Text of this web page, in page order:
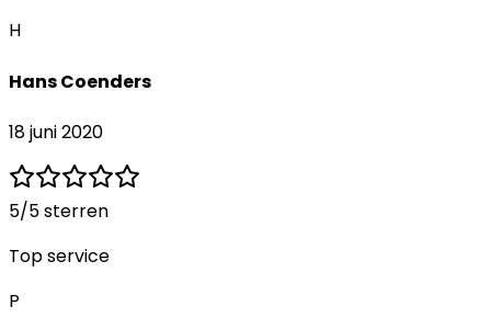
H
Hans Coenders
18 juni 2020
5/5 sterren
Top service
P